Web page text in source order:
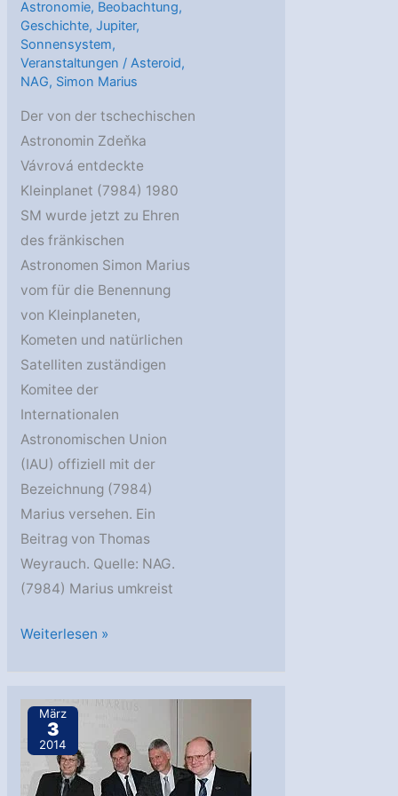
Astronomie, Beobachtung,
Geschichte,Jupiter,
Sonnensystem,
Veranstaltungen / Asteroid,
NAG, Simon Marius
Der von der tschechischen
Astronomin Zdeňka
Vávrová entdeckte
Kleinplanet (7984) 1980
SM wurde jetzt zu Ehren
des fränkischen
Astronomen Simon Marius
vom für die Benennung
von Kleinplaneten,
Kometen und natürlichen
Satelliten zuständigen
Komitee der
Internationalen
Astronomischen Union
(IAU) offiziell mit der
Bezeichnung (7984)
Marius versehen. Ein
Beitrag von Thomas
Weyrauch. Quelle: NAG.
(7984) Marius umkreist
Kleinplanet
SM
heißt
jetzt
(7984)
Weiterlesen »
März
3
2014